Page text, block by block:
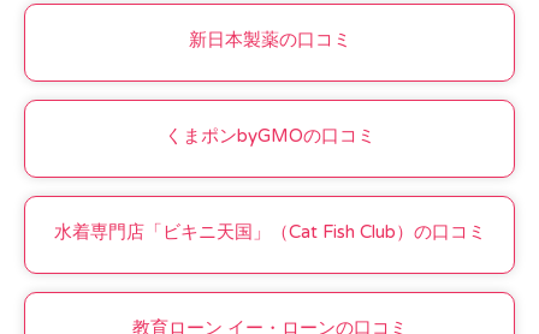
新日本製薬の口コミ
くまポンbyGMOの口コミ
水着専門店「ビキニ天国」（Cat Fish Club）の口コミ
教育ローン イー・ローンの口コミ